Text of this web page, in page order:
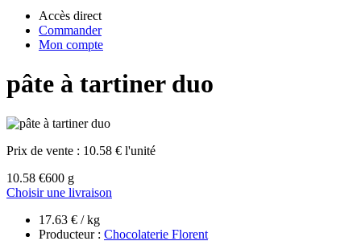
Accès direct
Commander
Mon compte
pâte à tartiner duo
Prix de vente : 10.58 € l'unité
10.58 €600 g
Choisir une livraison
17.63 € / kg
Producteur : Chocolaterie Florent